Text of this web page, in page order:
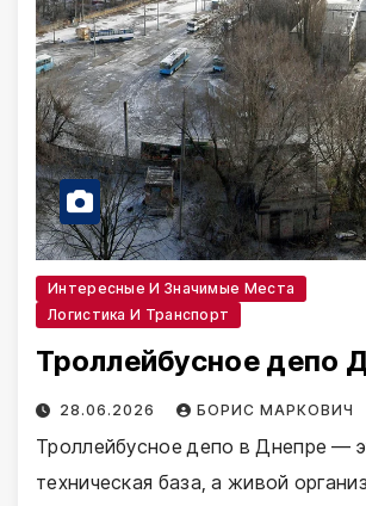
Интересные И Значимые Места
Логистика И Транспорт
Троллейбусное депо
28.06.2026 БОРИС МАРКОВИЧ
Троллейбусное депо в Днепре —
техническая база, а живой